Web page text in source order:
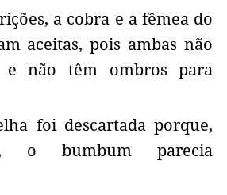
a cobra e a fêmea do
aceitas, pois ambas não
e não têm ombros para
foi descartada porque,
o bumbum parecia